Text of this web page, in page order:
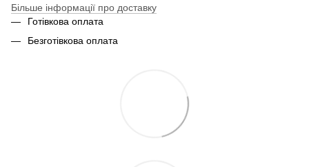
Більше інформації про доставку
Готівкова оплата
Безготівкова оплата